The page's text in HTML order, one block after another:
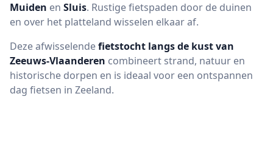
Muiden en Sluis. Rustige fietspaden door de duinen
en over het platteland wisselen elkaar af.
Deze afwisselendefietstocht langs de kust van
Zeeuws-Vlaanderen combineert strand, natuur en
historische dorpen en is ideaal voor een ontspannen
dag fietsen in Zeeland.